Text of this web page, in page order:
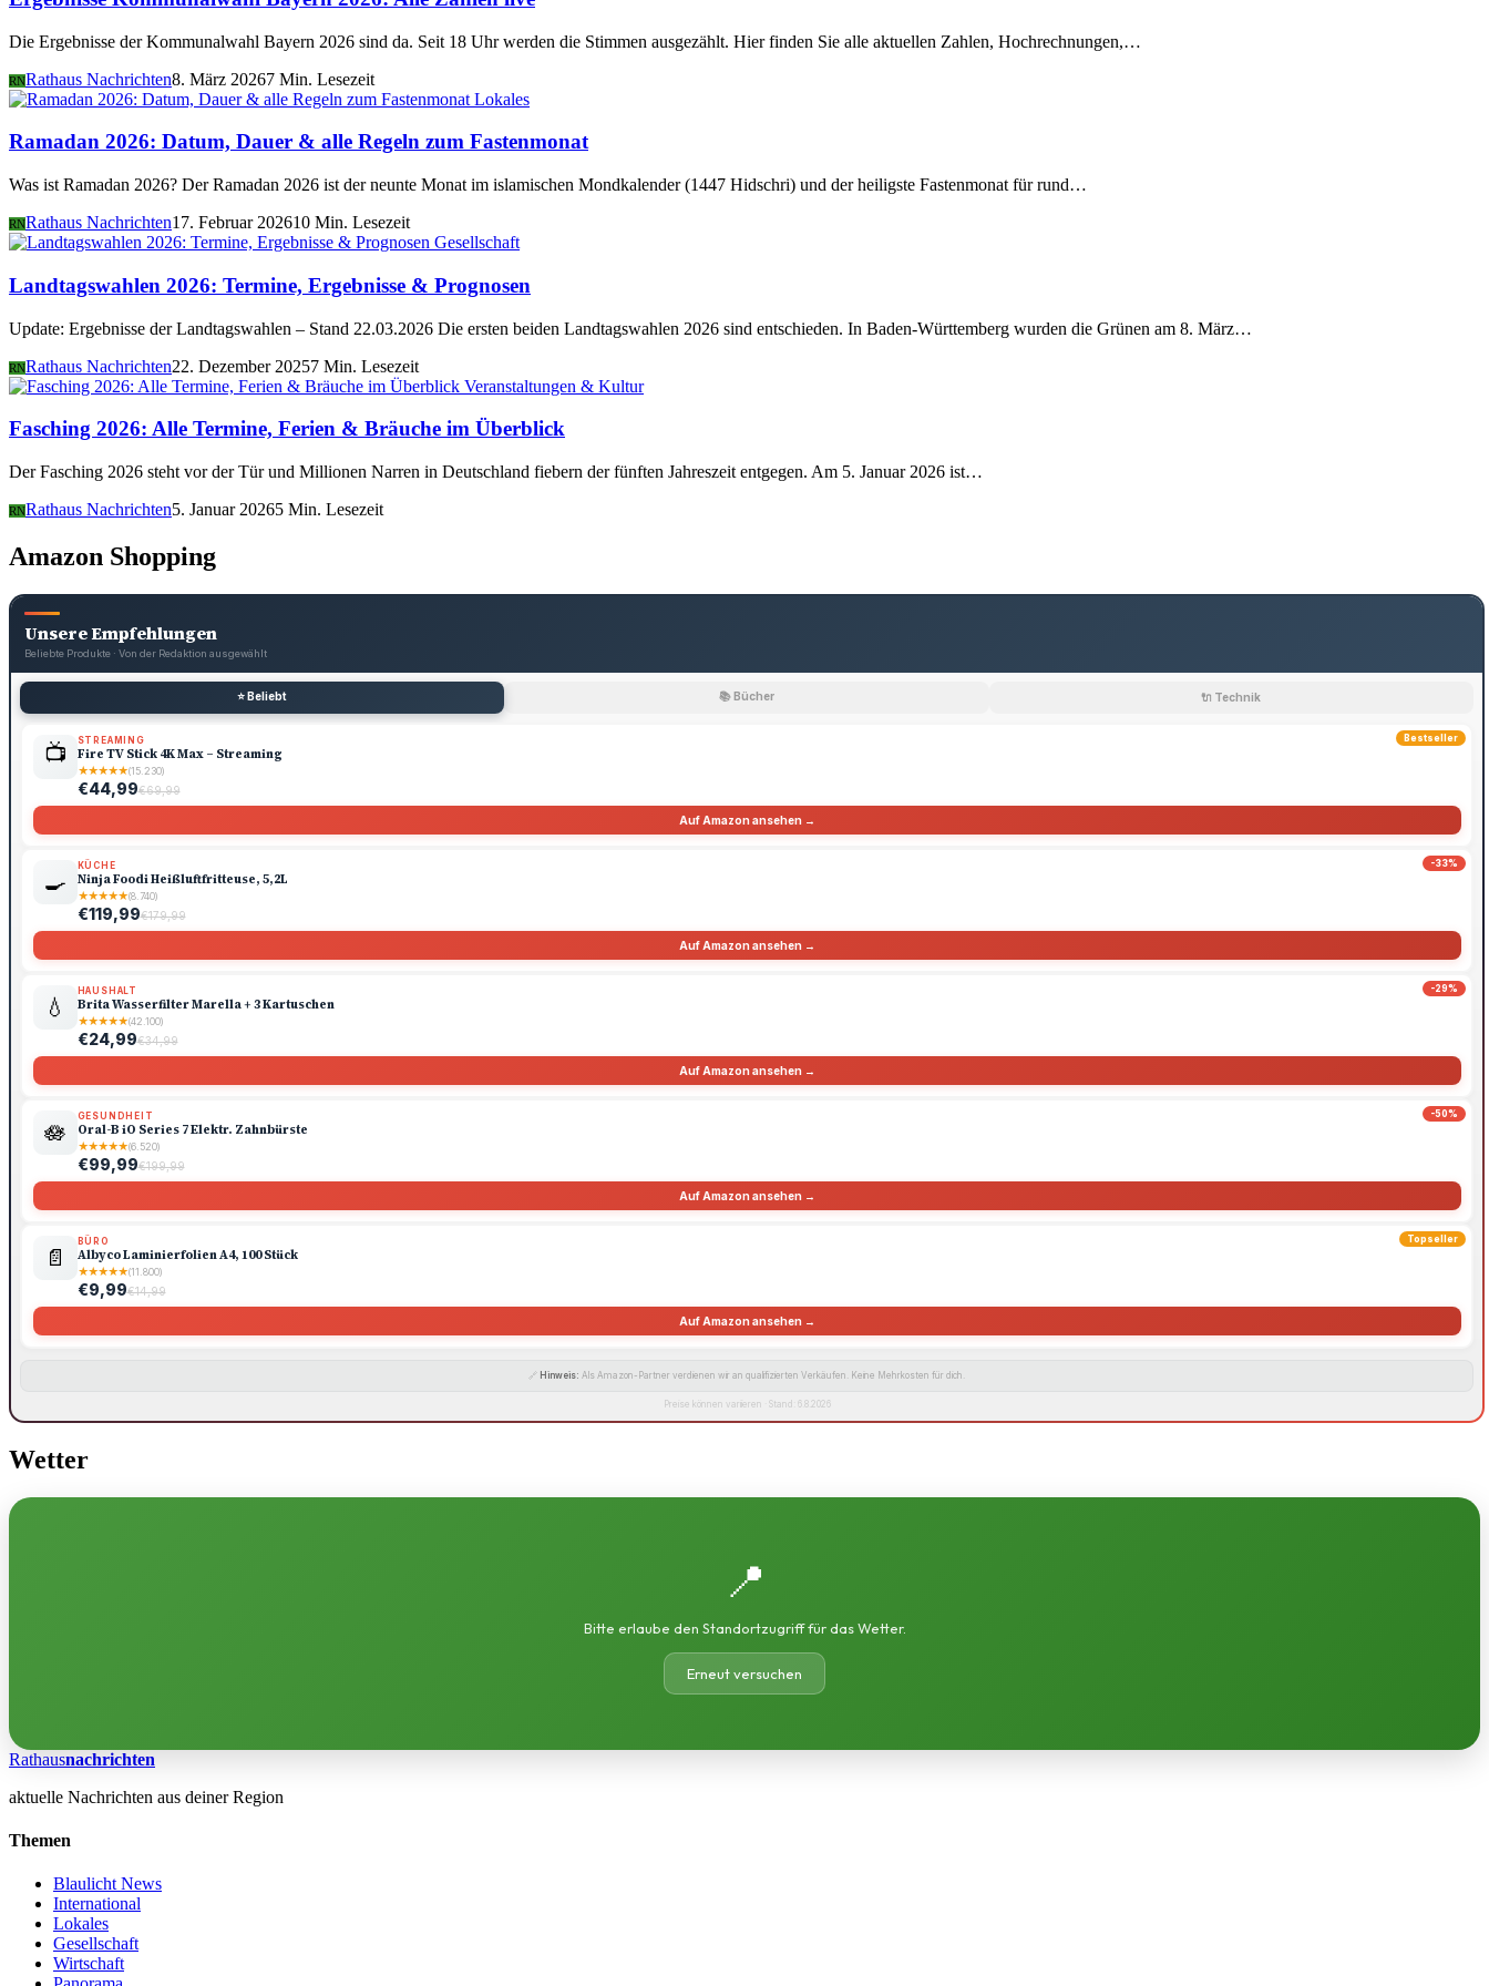
Die Ergebnisse der Kommunalwahl Bayern 2026 sind da. Seit 18 Uhr werden die Stimmen ausgezählt. Hier finden Sie alle aktuellen Zahlen, Hochrechnungen,…
RNRathaus Nachrichten8. März 20267 Min. Lesezeit
Lokales
Ramadan 2026: Datum, Dauer & alle Regeln zum Fastenmonat
Was ist Ramadan 2026? Der Ramadan 2026 ist der neunte Monat im islamischen Mondkalender (1447 Hidschri) und der heiligste Fastenmonat für rund…
RNRathaus Nachrichten17. Februar 202610 Min. Lesezeit
Gesellschaft
Landtagswahlen 2026: Termine, Ergebnisse & Prognosen
Update: Ergebnisse der Landtagswahlen – Stand 22.03.2026 Die ersten beiden Landtagswahlen 2026 sind entschieden. In Baden-Württemberg wurden die Grünen am 8. März…
RNRathaus Nachrichten22. Dezember 20257 Min. Lesezeit
Veranstaltungen & Kultur
Fasching 2026: Alle Termine, Ferien & Bräuche im Überblick
Der Fasching 2026 steht vor der Tür und Millionen Narren in Deutschland fiebern der fünften Jahreszeit entgegen. Am 5. Januar 2026 ist…
RNRathaus Nachrichten5. Januar 20265 Min. Lesezeit
Amazon Shopping
Unsere Empfehlungen
Beliebte Produkte · Von der Redaktion ausgewählt
⭐ Beliebt 📚 Bücher 🔌 Technik
Bestseller
📺 STREAMING
Fire TV Stick 4K Max – Streaming
★★★★★(15.230)
€44,99€69,99
Auf Amazon ansehen →
-33%
🍳
KÜCHE
Ninja Foodi Heißluftfritteuse, 5,2L
★★★★★(8.740)
€119,99€179,99
Auf Amazon ansehen →
-29%
💧
HAUSHALT
Brita Wasserfilter Marella + 3 Kartuschen
★★★★★(42.100)
€24,99€34,99
Auf Amazon ansehen →
-50%
🪷
GESUNDHEIT
Oral-B iO Series 7 Elektr. Zahnbürste
★★★★★(6.520)
€99,99€199,99
Auf Amazon ansehen →
Topseller
📄
BÜRO
Albyco Laminierfolien A4, 100 Stück
★★★★★(11.800)
€9,99€14,99
Auf Amazon ansehen →
🔗 Hinweis: Als Amazon-Partner verdienen wir an qualifizierten Verkäufen. Keine Mehrkosten für dich.
Preise können variieren · Stand: 6.8.2026
Wetter
📍
Bitte erlaube den Standortzugriff für das Wetter.
Erneut versuchen
Rathausnachrichten
aktuelle Nachrichten aus deiner Region
Themen
Blaulicht News
International
Lokales
Gesellschaft
Wirtschaft